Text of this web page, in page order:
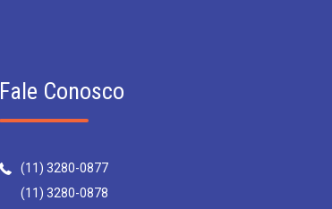
Fale Conosco
(11) 3280-0877
(11) 3280-0878